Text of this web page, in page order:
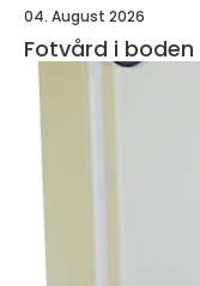
04. August 2026